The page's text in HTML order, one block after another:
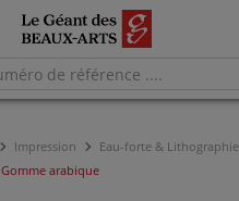
Impression Eau-forte & Lithographie
Gomme arabique